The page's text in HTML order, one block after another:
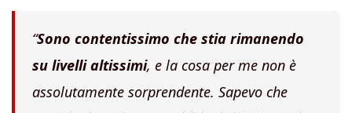
“Sono contentissimo che stia rimanendo
su livelli altissimi, e la cosa per me non è
assolutamente sorprendente. Sapevo che